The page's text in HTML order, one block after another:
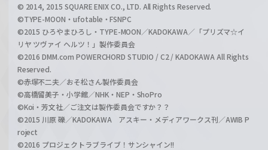
© 2014, 2015 SQUARE ENIX CO., LTD. All Rights Reserved.
©TYPE-MOON・ufotable・FSNPC
©2015 ひろやまひろし・TYPE-MOON／KADOKAWA／「プリズマ☆イ
リヤ ツヴァイ ヘルツ！」製作委員会
©2016 DMM.com POWERCHORD STUDIO / C2 / KADOKAWA All Rights
Reserved.
©赤塚不二夫／おそ松さん製作委員会
©高橋留美子・小学館／NHK・NEP・ShoPro
©Koi・芳文社／ご注文は製作委員会ですか？？
©2015 川原 礫／KADOKAWA アスキー・メディアワークス刊／AWIB P
roject
©2016 プロジェクトラブライブ！サンシャイン!!